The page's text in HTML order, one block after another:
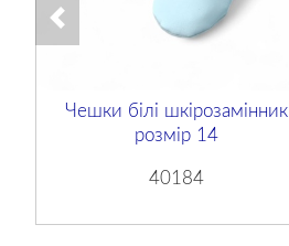
Чешки білі шкірозамінник
розмір 14
40184